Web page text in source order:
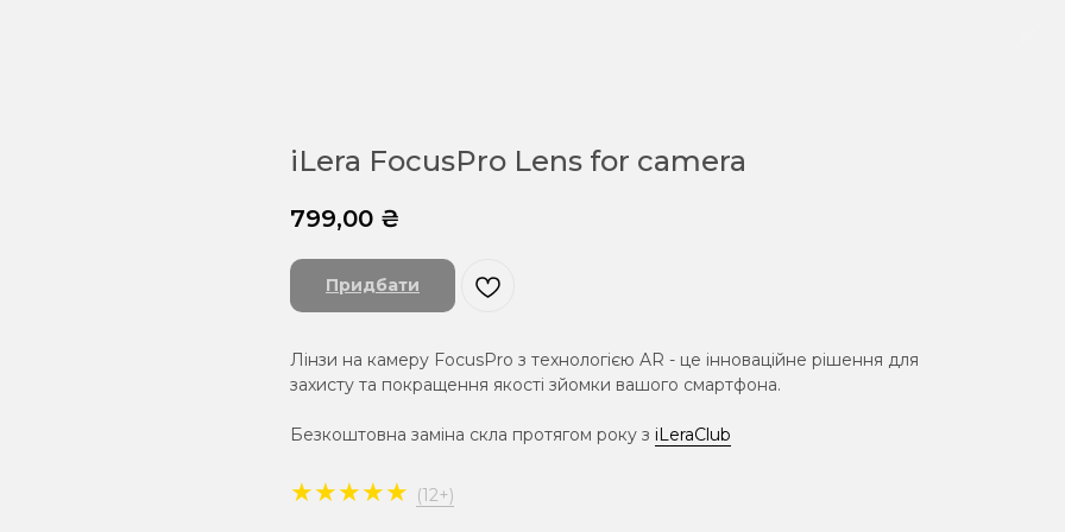
iLera FocusPro Lens for camera
799,00 ₴
Придбати
Лінзи на камеру FocusPro з технологією AR - це інноваційне рішення для
захисту та покращення якості зйомки вашого смартфона.
Безкоштовна заміна скла протягом року з iLeraClub
★★★★★ (12+)